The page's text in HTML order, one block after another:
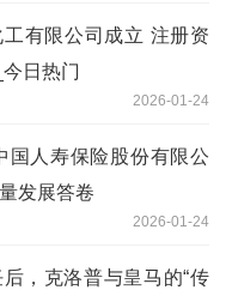
有限公司成立 注册资
日热门
2026-01-24
国人寿保险股份有限公
发展答卷
2026-01-24
，克洛普与皇马的“传